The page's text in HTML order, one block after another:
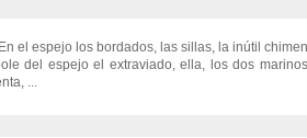
el espejo los bordados, las sillas, la inútil
del espejo el extraviado, ella, los dos
...